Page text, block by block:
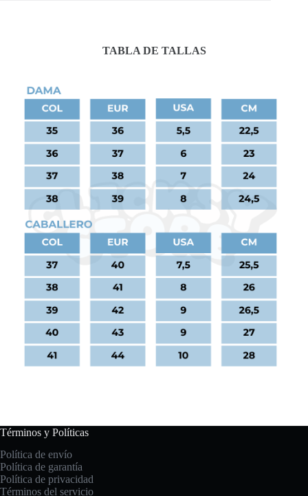
TABLA DE TALLAS
Términos y Políticas
Política de envío
Política de garantía
Política de privacidad
Términos del servicio